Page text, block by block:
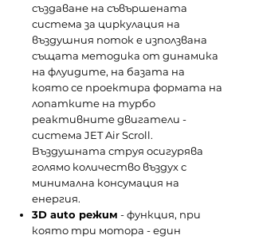
създаване на съвършената
система за циркулация на
въздушния поток е използвана
същата методика от динамика
на флуидите, на базата на
която се проектира формата на
лопатките на турбо
реактивните двигатели -
система JET Air Scroll.
Въздушната струя осигурява
голямо количество въздух с
минимална консумация на
енергия.
3D auto режим - функция, при
която три мотора - един